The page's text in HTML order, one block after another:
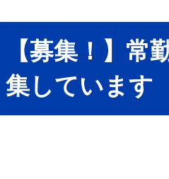
【募集！】常
集しています